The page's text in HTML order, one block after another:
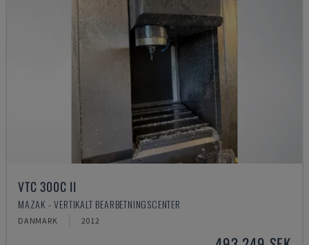
VTC 300C II
MAZAK - VERTIKALT BEARBETNINGSCENTER
DANMARK 2012